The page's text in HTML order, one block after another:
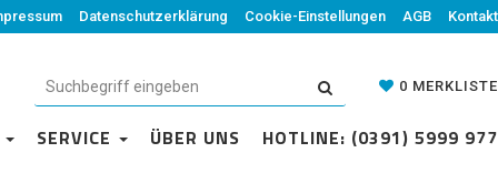
Datenschutzerklärung Cookie-Einstellungen AGB Kontakt
0 MERKLISTE
ÜBER UNS HOTLINE: (0391) 5999 977
Datenschutzerklärung Cookie-Einstellungen AGB Kontakt
0 MERKLISTE
SERVICE ÜBER UNS HOTLINE: (0391) 5999 977